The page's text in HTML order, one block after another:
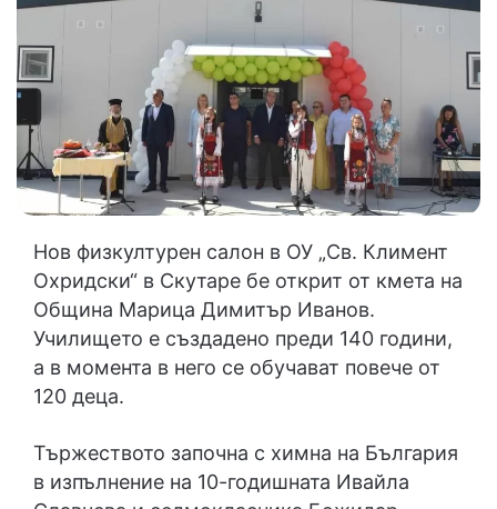
Нов физкултурен салон в ОУ „Св. Климент
Охридски“ в Скутаре бе открит от кмета на
Община Марица Димитър Иванов.
Училището е създадено преди 140 години,
а в момента в него се обучават повече от
120 деца.
Тържеството започна с химна на България
в изпълнение на 10-годишната Ивайла